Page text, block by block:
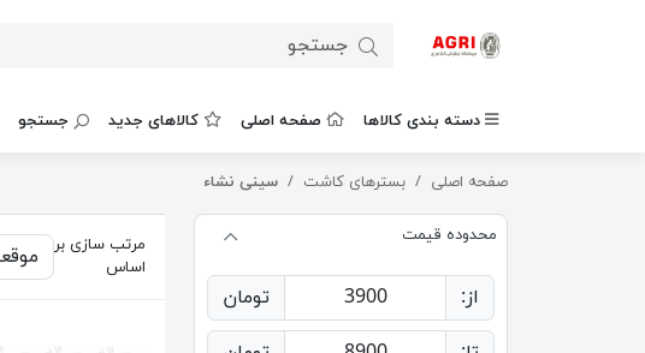
دسته بندی کالاها صفحه اصلی کالاهای جدید جستجو
صفحه اصلی بسترهای کاشت سینی نشاء
محدوده قیمت
از: 3900 تومان
مرتب سازی بر
اساس